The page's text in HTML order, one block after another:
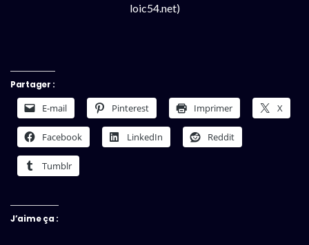
loic54.net)
Partager :
E-mail Pinterest Imprimer X
Facebook LinkedIn Reddit
Tumblr
J’aime ça :